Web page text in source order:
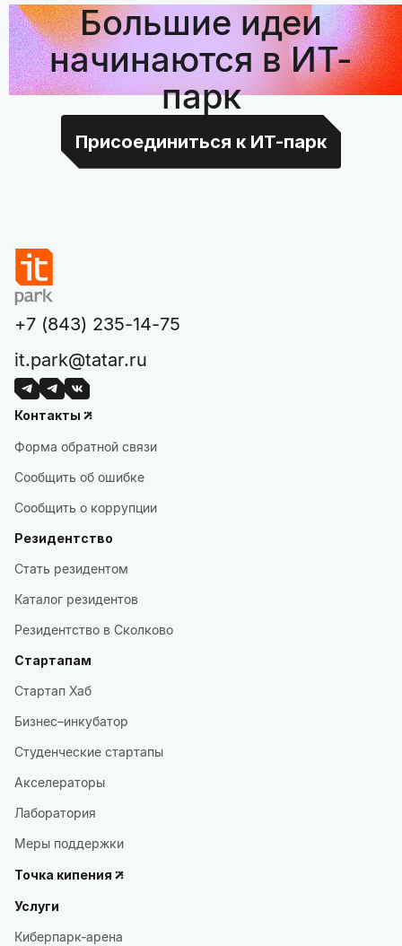
Большие идеи
начинаются в ИТ-
парк
Присоединиться к ИТ-парк
+7 (843) 235-14-75
it.park@tatar.ru
Контакты
Форма обратной связи
Сообщить об ошибке
Сообщить о коррупции
Резидентство
Стать резидентом
Каталог резидентов
Резидентство в Сколково
Стартапам
Стартап Хаб
Бизнес–инкубатор
Студенческие стартапы
Акселераторы
Лаборатория
Меры поддержки
Точка кипения
Услуги
Киберпарк-арена